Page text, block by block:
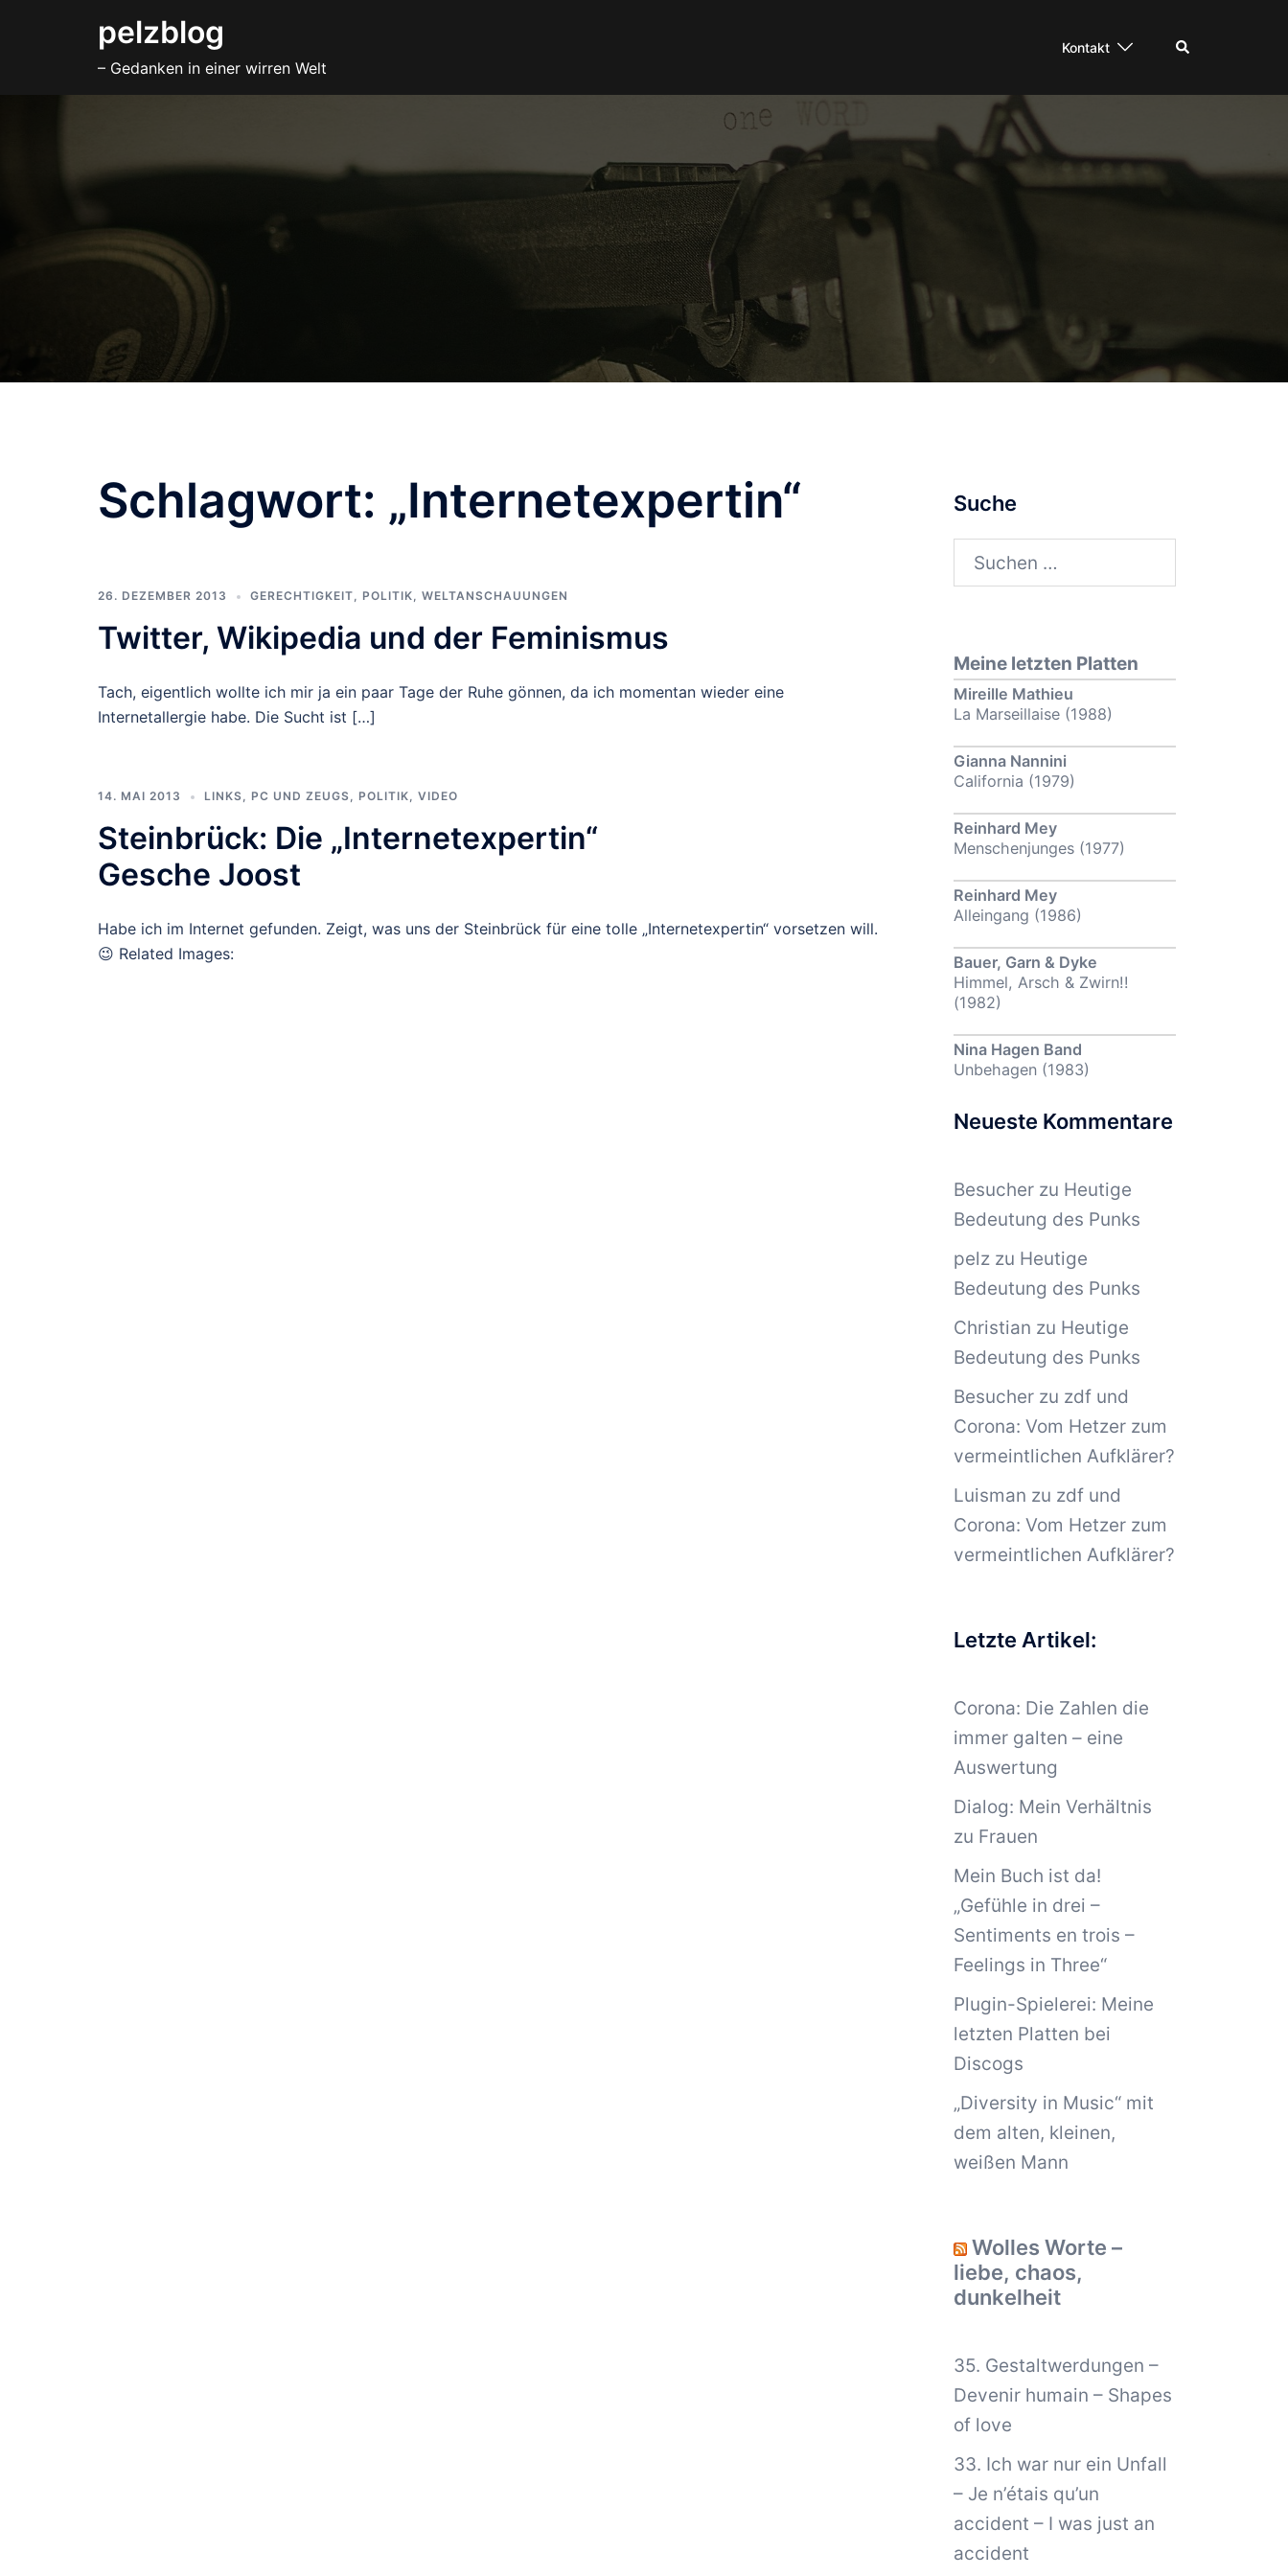
pelzblog
– Gedanken in einer wirren Welt
Kontakt Suche
Schlagwort: „Internetexpertin“
26. DEZEMBER 2013 GERECHTIGKEIT, POLITIK, WELTANSCHAUUNGEN
Twitter, Wikipedia und der Feminismus
Tach, eigentlich wollte ich mir ja ein paar Tage der Ruhe gönnen, da ich momentan wieder eine
Internetallergie habe. Die Sucht ist […]
14. MAI 2013 LINKS, PC UND ZEUGS, POLITIK, VIDEO
Steinbrück: Die „Internetexpertin“
Gesche Joost
Habe ich im Internet gefunden. Zeigt, was uns der Steinbrück für eine tolle „Internetexpertin“ vorsetzen will.
😉 Related Images:
Suche
Suchen
nach:
Meine letzten Platten
Mireille Mathieu
La Marseillaise (1988)
Gianna Nannini
California (1979)
Reinhard Mey
Menschenjunges (1977)
Reinhard Mey
Alleingang (1986)
Bauer, Garn & Dyke
Himmel, Arsch & Zwirn!!
(1982)
Nina Hagen Band
Unbehagen (1983)
Neueste Kommentare
Besucherzu Heutige
Bedeutung des Punks
pelzzu Heutige
Bedeutung des Punks
Christian zu Heutige
Bedeutung des Punks
Besucherzu zdf und
Corona: Vom Hetzer zum
vermeintlichen Aufklärer?
Luisman zu zdf und
Corona: Vom Hetzer zum
vermeintlichen Aufklärer?
Letzte Artikel:
Corona: Die Zahlen die
immer galten – eine
Auswertung
Dialog: Mein Verhältnis
zu Frauen
Mein Buch ist da!
„Gefühle in drei –
Sentiments en trois –
Feelings in Three“
Plugin-Spielerei: Meine
letzten Platten bei
Discogs
„Diversity in Music“ mit
dem alten, kleinen,
weißen Mann
Wolles Worte –
liebe, chaos,
dunkelheit
35. Gestaltwerdungen –
Devenir humain – Shapes
of love
33. Ich war nur ein Unfall
– Je n’étais qu’un
accident – I was just an
accident